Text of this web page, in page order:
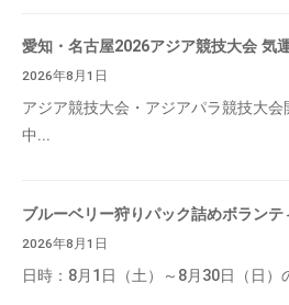
愛知・名古屋2026アジア競技大会 気
2026年8月1日
アジア競技大会・アジアパラ競技大
中...
ブルーベリー狩りパック詰めボランテ
2026年8月1日
日時：8月1日（土）～8月30日（日